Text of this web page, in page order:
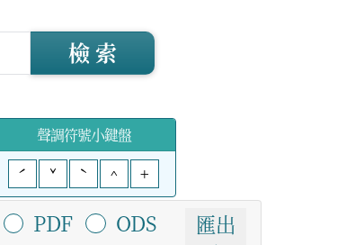
檢 索
聲調符號小鍵盤
ˊ
ˇ ˋ ^ +
PDF ODS 匯出